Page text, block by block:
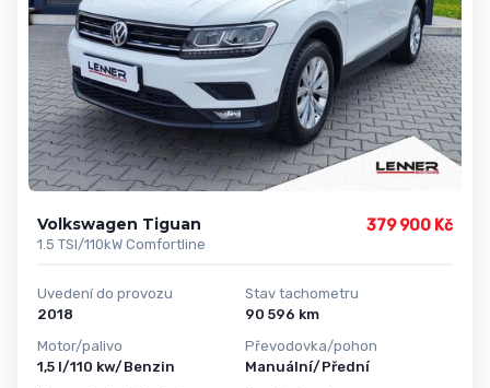
Volkswagen Tiguan
1.5 TSI/110kW Comfortline
379 900 Kč
Uvedení do provozu
2018
Motor/palivo
1,5 l/110 kw/Benzin
Stav tachometru
90 596 km
Převodovka/pohon
Manuální/Přední